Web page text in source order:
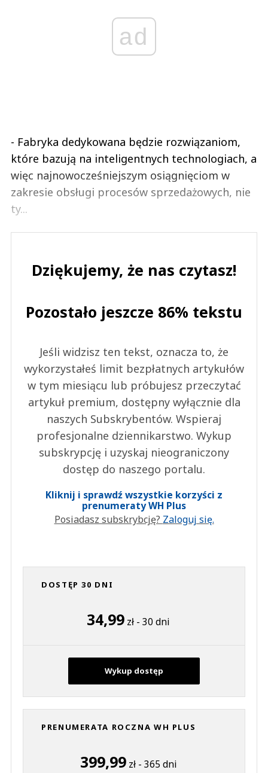
ad
- Fabryka dedykowana będzie rozwiązaniom,
które bazują na inteligentnych technologiach, a
więc najnowocześniejszym osiągnięciom w
zakresie obsługi procesów sprzedażowych, nie
ty...
Dziękujemy, że nas czytasz!
Pozostało jeszcze 86% tekstu
Jeśli widzisz ten tekst, oznacza to, że
wykorzystałeś limit bezpłatnych artykułów
w tym miesiącu lub próbujesz przeczytać
artykuł premium, dostępny wyłącznie dla
naszych Subskrybentów. Wspieraj
profesjonalne dziennikarstwo. Wykup
subskrypcję i uzyskaj nieograniczony
dostęp do naszego portalu.
Kliknij i sprawdź wszystkie korzyści z
prenumeraty WH Plus
Posiadasz subskrybcję? Zaloguj się.
DOSTĘP 30 DNI
34,99 zł - 30 dni
Wykup dostęp
PRENUMERATA ROCZNA WH PLUS
399,99zł - 365 dni